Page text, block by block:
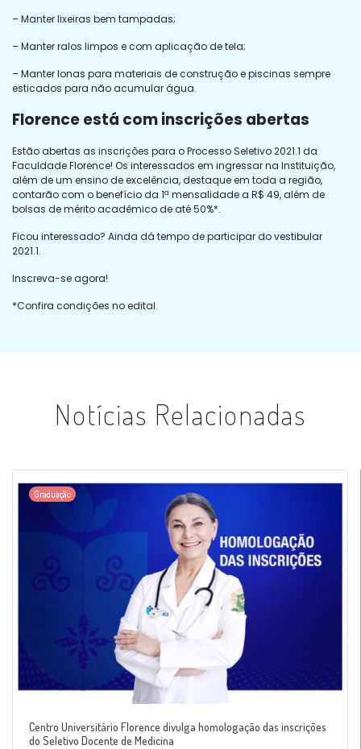
– Manter lixeiras bem tampadas;
– Manter ralos limpos e com aplicação de tela;
– Manter lonas para materiais de construção e piscinas sempre
esticados para não acumular água.
Florence está com inscrições abertas
Estão abertas as inscrições para o Processo Seletivo 2021.1 da
Faculdade Florence! Os interessados em ingressar na Instituição,
além de um ensino de excelência, destaque em toda a região,
contarão com o benefício da 1ª mensalidade a R$ 49, além de
bolsas de mérito acadêmico de até 50%*.
Ficou interessado? Ainda dá tempo de participar do vestibular
2021.1.
Inscreva-se agora!
*Confira condições no edital.
Notícias Relacionadas
Graduação
Centro Universitário Florence divulga homologação das inscrições
do Seletivo Docente de Medicina